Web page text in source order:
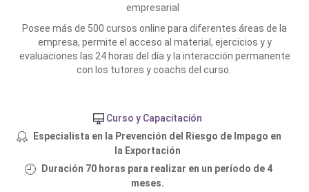
empresarial
Posee más de 500 cursos online para diferentes áreas de la
empresa, permite el acceso al material, ejercicios y y
evaluaciones las 24 horas del día y la interacción permanente
con los tutores y coachs del curso.
Curso y Capacitación
Especialista en la Prevención del Riesgo de Impago en
la Exportación
Duración 70 horas para realizar en un período de 4
meses.